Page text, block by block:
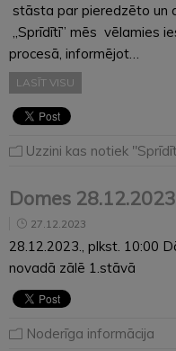
stāsta par pieredzēto un
„Sprīdītī” mēs vēlamies
procesā, informējot…
LASĪT VISU
Uzzini kas notiek
Domes
27.12.2023
28.12.2023., plkst. 10:00
novadā zālē 1.stāvā
Noderīga informācija